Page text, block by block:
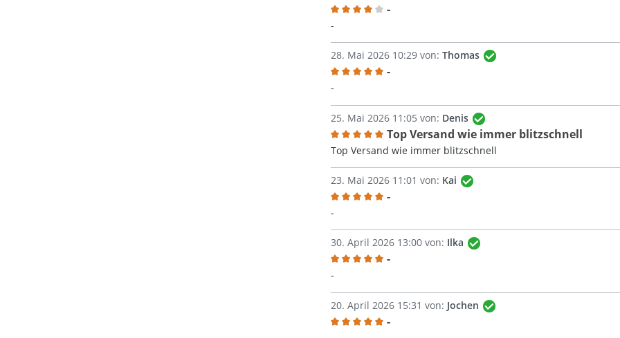
Bewertung mit 4 von 5 Sternen
-
-
28. Mai 2026 10:29 von: Thomas
Bewertung mit 5 von 5 Sternen
-
-
25. Mai 2026 11:05 von: Denis
Bewertung mit 5 von 5 Sternen
Top Versand wie immer blitzschnell
Top Versand wie immer blitzschnell
23. Mai 2026 11:01 von: Kai
Bewertung mit 5 von 5 Sternen
-
-
30. April 2026 13:00 von: Ilka
Bewertung mit 5 von 5 Sternen
-
-
20. April 2026 15:31 von: Jochen
-